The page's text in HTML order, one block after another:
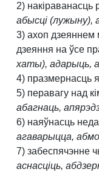
2) накіраванасць
абысці (лужыну),
3) ахоп дзеяннем
дзеяння на ўсе
хаты), адарыць,
4) празмернасць
5) перавагу над
абагнаць,
6) наяўнасць
агаварыцца,
7) забеспячэнне
аснасціць,